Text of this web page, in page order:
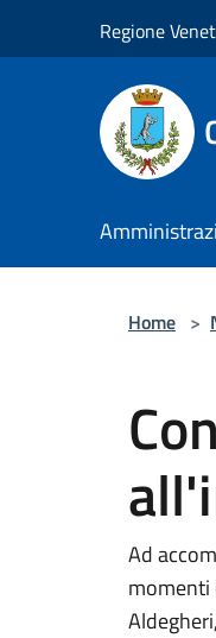
Regione
Home >
Ad
momenti